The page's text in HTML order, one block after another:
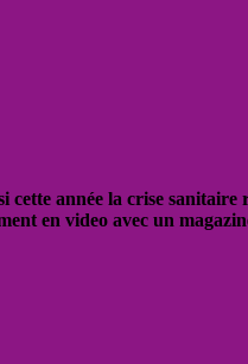
année la crise sanitaire
en video avec un